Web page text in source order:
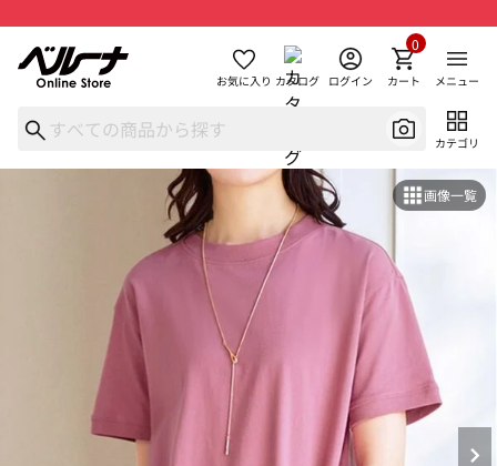
お気に入り カタログ ログイン カート
0
メニュー
カテゴリ
画像一覧